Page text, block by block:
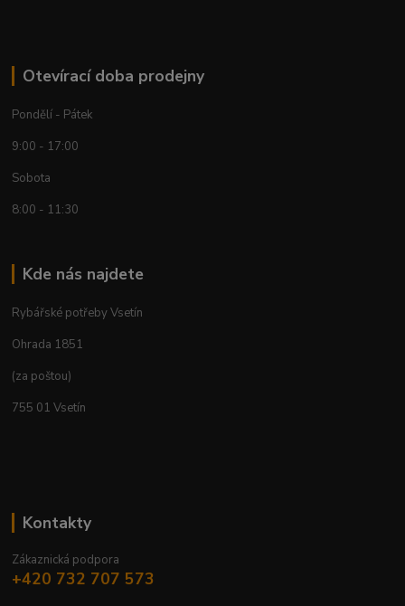
Otevírací doba prodejny
Pondělí - Pátek
9:00 - 17:00
Sobota
8:00 - 11:30
Kde nás najdete
Rybářské potřeby Vsetín
Ohrada 1851
(za poštou)
755 01 Vsetín
Kontakty
Zákaznická podpora
+420 732 707 573